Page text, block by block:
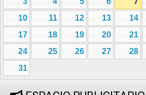
10
11 12 13 14
17
18 19 20 21
24
25 26 27 28
31